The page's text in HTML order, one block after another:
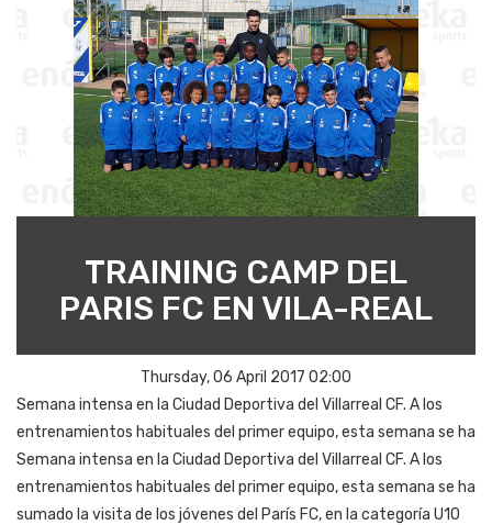
TRAINING CAMP DEL
PARIS FC EN VILA-REAL
Thursday, 06 April 2017 02:00
Semana intensa en la Ciudad Deportiva del Villarreal CF. A los
entrenamientos habituales del primer equipo, esta semana se ha
Semana intensa en la Ciudad Deportiva del Villarreal CF. A los
entrenamientos habituales del primer equipo, esta semana se ha
sumado la visita de los jóvenes del París FC, en la categoría U10